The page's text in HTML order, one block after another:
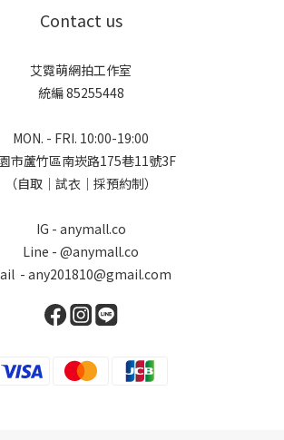
Contact us
艾霓萌網拍工作室
統編 85255448
MON. - FRI. 10:00-19:00
市蘆竹區南崁路175巷11號3F
（自取｜試衣｜採預約制）
IG - anymall.co
Line - @anymall.co
- any201810@gmail.com